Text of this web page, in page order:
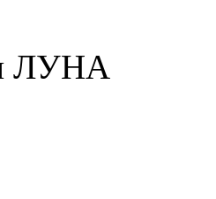
ЛУНА